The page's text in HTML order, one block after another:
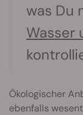
was Du
Wasser
Ökologischer
ebenfalls